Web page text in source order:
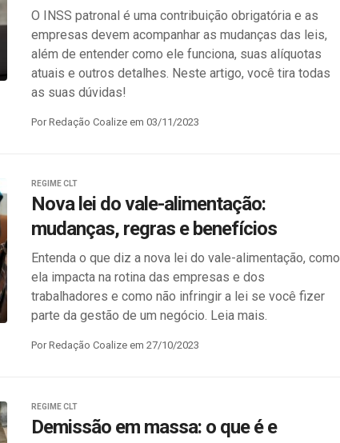
O INSS patronal é uma contribuição obrigatória e as
empresas devem acompanhar as mudanças das leis,
além de entender como ele funciona, suas alíquotas
atuais e outros detalhes. Neste artigo, você tira todas
as suas dúvidas!
Por Redação Coalize em 03/11/2023
REGIME CLT
Nova lei do vale-alimentação:
mudanças, regras e benefícios
Entenda o que diz a nova lei do vale-alimentação, como
ela impacta na rotina das empresas e dos
trabalhadores e como não infringir a lei se você fizer
parte da gestão de um negócio. Leia mais.
Por Redação Coalize em 27/10/2023
REGIME CLT
Demissão em massa: o que é e